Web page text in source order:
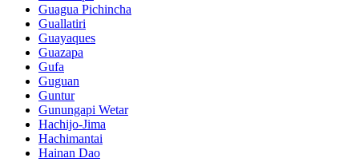
Guagua Pichincha
Guallatiri
Guayaques
Guazapa
Gufa
Guguan
Guntur
Gunungapi Wetar
Hachijo-Jima
Hachimantai
Hainan Dao